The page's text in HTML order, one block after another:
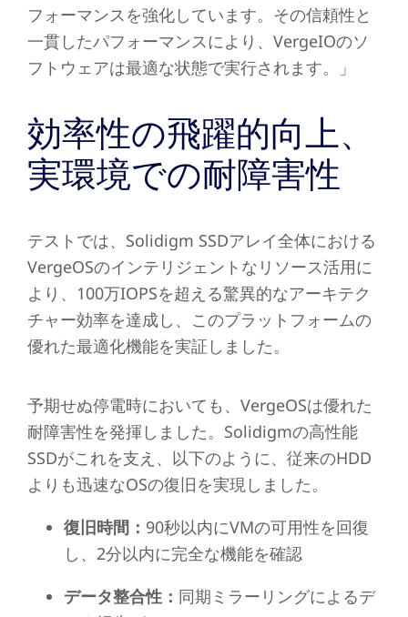
フォーマンスを強化しています。その信頼性と
一貫したパフォーマンスにより、VergeIOのソ
フトウェアは最適な状態で実行されます。」
効率性の飛躍的向上、
実環境での耐障害性
テストでは、Solidigm SSDアレイ全体における
VergeOSのインテリジェントなリソース活用に
より、100万IOPSを超える驚異的なアーキテク
チャー効率を達成し、このプラットフォームの
優れた最適化機能を実証しました。
予期せぬ停電時においても、VergeOSは優れた
耐障害性を発揮しました。Solidigmの高性能
SSDがこれを支え、以下のように、従来のHDD
よりも迅速なOSの復旧を実現しました。
復旧時間： 90秒以内にVMの可用性を回復
し、2分以内に完全な機能を確認
データ整合性： 同期ミラーリングによるデ